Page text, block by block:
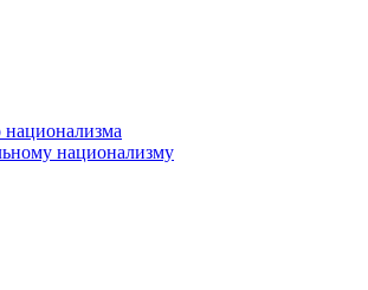
национализма
национализму